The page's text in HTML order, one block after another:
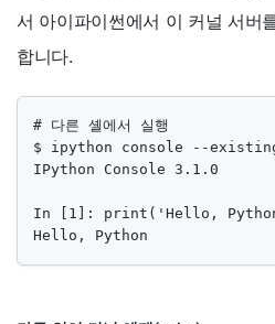
서 아이파이썬에서 이 커널 서버
합니다.
# 다른 셸에서 실행
$ ipython console --
IPython Console 3.1.0
In [1]: print('Hello,
Hello, Python